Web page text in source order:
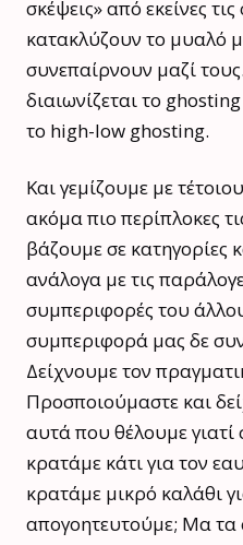
σκέψεις» από εκείνες
κατακλύζουν το μυαλό
συνεπαίρνουν μαζί
διαιωνίζεται το
το high-low ghosting.
Και γεμίζουμε με
ακόμα πιο περίπλοκες
βάζουμε σε κατηγορίες
ανάλογα με τις
συμπεριφορές του
συμπεριφορά μας δε
Δείχνουμε τον
Προσποιούμαστε και
αυτά που θέλουμε
κρατάμε κάτι για τον
κρατάμε μικρό καλάθι
απογοητευτούμε; Μα τα